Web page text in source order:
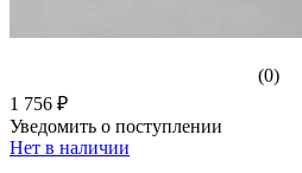
(0)
1 756 ₽
Уведомить о поступлении
Нет в наличии